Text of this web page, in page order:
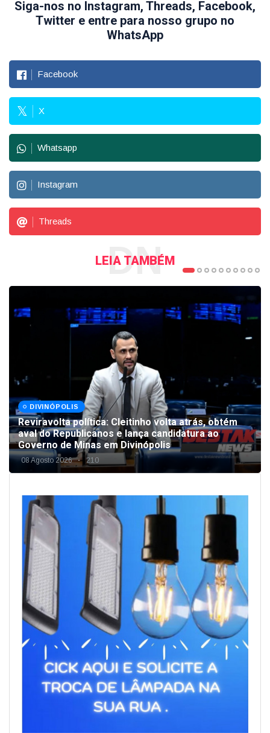
Siga-nos no Instagram, Threads, Facebook,
Twitter e entre para nosso grupo no
WhatsApp
Facebook
X
Whatsapp
Instagram
Threads
LEIA TAMBÉM
DN
DIVINÓPOLIS
Reviravolta política: Cleitinho volta atrás, obtém
aval do Republicanos e lança candidatura ao
Governo de Minas em Divinópolis
08 Agosto 2026 210